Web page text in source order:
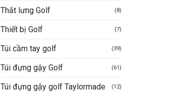
Thắt lưng Golf (8)
Thiết bị Golf (7)
Túi cầm tay golf (39)
Túi đựng gậy Golf (61)
Túi đựng gậy golf Taylormade (12)